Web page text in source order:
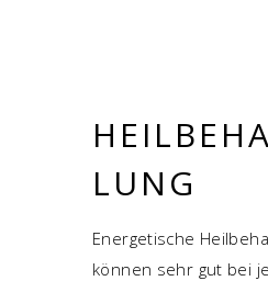
LUNG
Ener­ge­ti­sche
kön­nen sehr gut bei